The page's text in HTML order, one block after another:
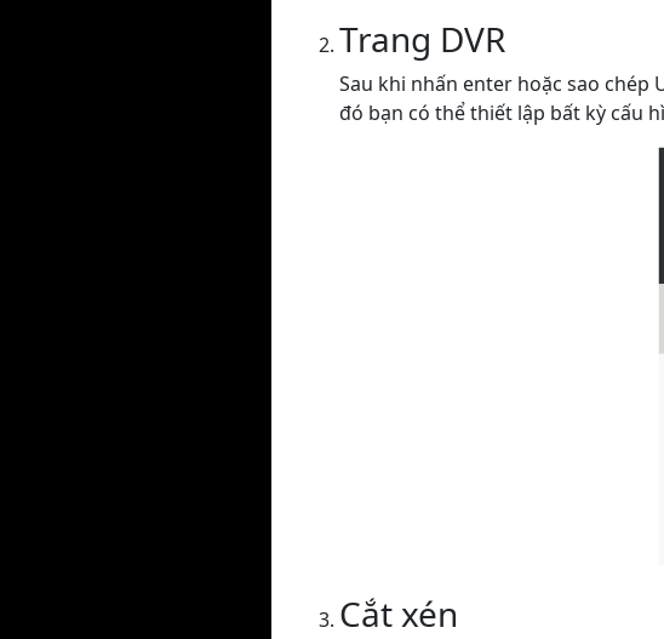
Trang DVR
Sau khi nhấn enter hoặc sao chép
đó bạn có thể thiết lập bất kỳ cấu
Cắt xén